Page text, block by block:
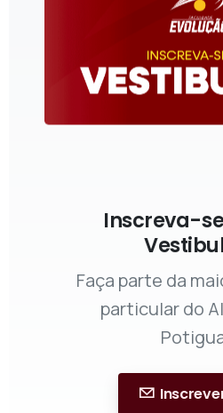
Inscreva-
Faça parte da
particular do